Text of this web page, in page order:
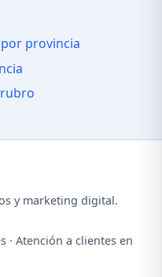
provincia
y marketing digital.
· Atención a clientes en